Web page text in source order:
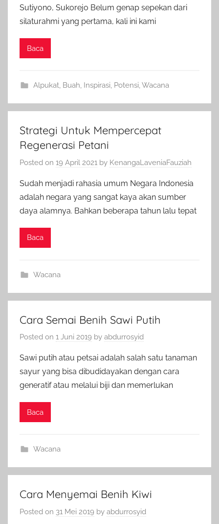
Sutiyono, Sukorejo Belum genap sepekan dari
silaturahmi yang pertama, kali ini kami
Baca
Alpukat, Buah, Inspirasi, Potensi,Wacana
Strategi Untuk Mempercepat
Regenerasi Petani
Posted on 19 April 2021 by KenangaLaveniaFauziah
Sudah menjadi rahasia umum Negara Indonesia
adalah negara yang sangat kaya akan sumber
daya alamnya. Bahkan beberapa tahun lalu tepat
Baca
Wacana
Cara Semai Benih Sawi Putih
Posted on 1 Juni 2019 by abdurrosyid
Sawi putih atau petsai adalah salah satu tanaman
sayur yang bisa dibudidayakan dengan cara
generatif atau melalui biji dan memerlukan
Baca
Wacana
Cara Menyemai Benih Kiwi
Posted on 31 Mei 2019 by abdurrosyid